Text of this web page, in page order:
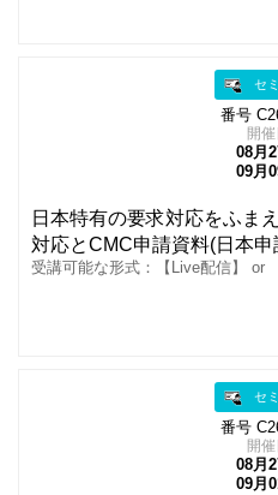
セ
番号
開催
08月
09月
日本特有の要求対応をふま
対応とCMC申請資料(日本申
受講可能な形式：【Live配信】 or
セ
番号
開催
08月
09月